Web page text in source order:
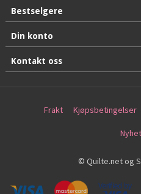
Bestselgere
Din konto
Kontakt oss
Frakt Kjøpsbetingelser
© Quilte.net og